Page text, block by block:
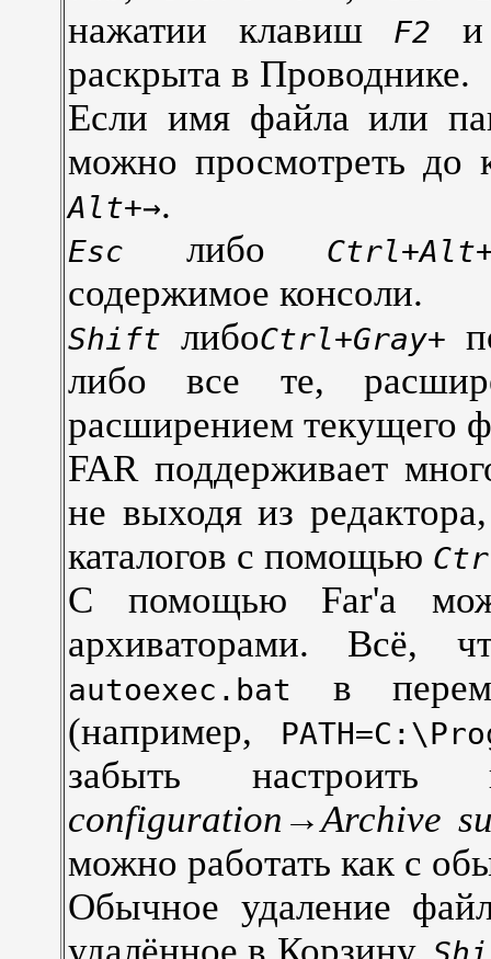
нажатии клавиш
F2
раскрыта в Проводнике.
Если имя файла или
можно просмотреть до
Alt+→.
Esc либо
содержимое консоли.
Shift либоCtrl+Gray+
либо все те,
расширением текущего
FAR поддерживает
не выходя из
каталогов с помощью
С помощью Far'a
архиваторами. Всё,
autoexec.bat
в
(например,
забыть
configuration→Archive
можно работать как с
Обычное удаление